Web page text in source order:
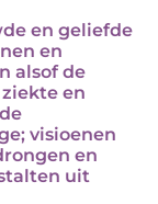
en geliefde
en
alsof de
en
visioenen
en
uit